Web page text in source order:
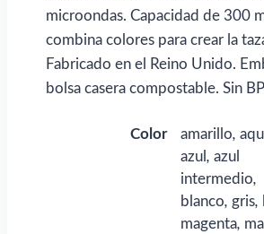
microondas. Capacidad de 300
combina colores para crear la
Fabricado en el Reino Unido.
bolsa casera compostable. Sin
Color amarillo,
azul , azul
intermedio,
blanco, gris,
magenta,